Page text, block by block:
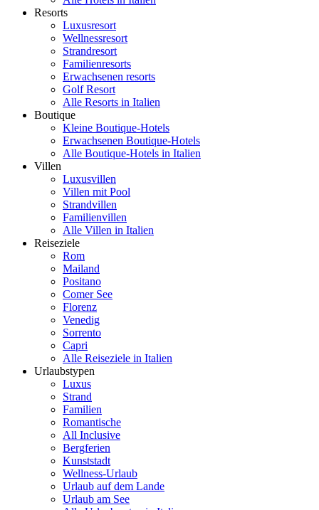
Resorts
Luxusresort
Wellnessresort
Strandresort
Familienresorts
Erwachsenen resorts
Golf Resort
Alle Resorts in Italien
Boutique
Kleine Boutique-Hotels
Erwachsenen Boutique-Hotels
Alle Boutique-Hotels in Italien
Villen
Luxusvillen
Villen mit Pool
Strandvillen
Familienvillen
Alle Villen in Italien
Reiseziele
Rom
Mailand
Positano
Comer See
Florenz
Venedig
Sorrento
Capri
Alle Reiseziele in Italien
Urlaubstypen
Luxus
Strand
Familien
Romantische
All Inclusive
Bergferien
Kunststadt
Wellness-Urlaub
Urlaub auf dem Lande
Urlaub am See